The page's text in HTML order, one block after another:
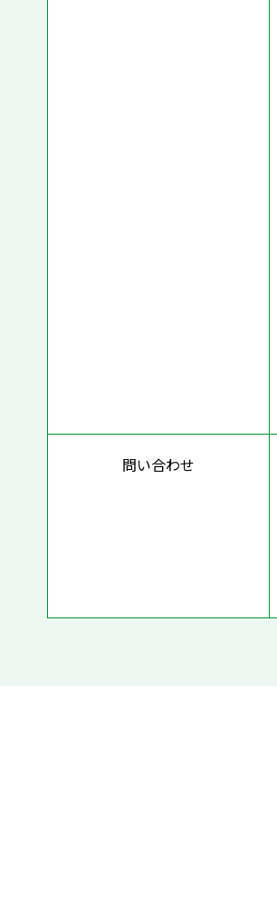
問い合わせ